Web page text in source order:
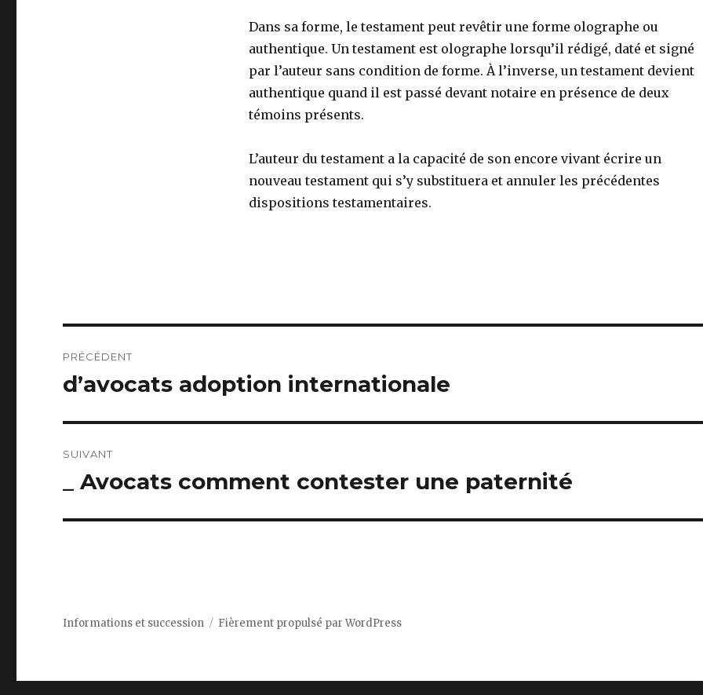
Dans sa forme, le testament peut revêtir une forme olographe ou
authentique. Un testament est olographe lorsqu’il rédigé, daté et signé
par l’auteur sans condition de forme. À l’inverse, un testament devient
authentique quand il est passé devant notaire en présence de deux
témoins présents.
L’auteur du testament a la capacité de son encore vivant écrire un
nouveau testament qui s’y substituera et annuler les précédentes
dispositions testamentaires.
de
PRÉCÉDENT
Article
d’avocats adoption internationale
SUIVANT
Article
_ Avocats comment contester une paternité
Informations et succession Fièrement propulsé par WordPress